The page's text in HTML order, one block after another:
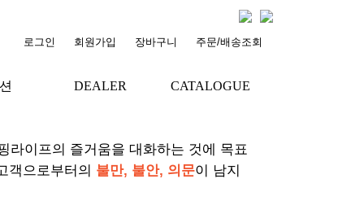
로그인 회원가입 장바구니 주문/배송조회
DEALER CATALOGUE
라이프의 즐거움을 대화하는 것에 목표
객으로부터의 불만, 불안, 의문이 남지